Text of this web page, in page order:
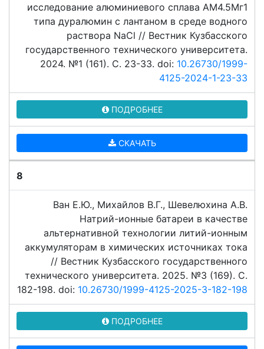
исследование алюминиевого сплава AM4.5Mг1
типа дуралюмин с лантаном в среде водного
раствора NaCl // Вестник Кузбасского
государственного технического университета.
2024. №1 (161). C. 23-33. doi: 10.26730/1999-
4125-2024-1-23-33
ПОДРОБНЕЕ
СКАЧАТЬ
8
Ван Е.Ю., Михайлов В.Г., Шевелюхина А.В.
Натрий-ионные батареи в качестве
альтернативной технологии литий-ионным
аккумуляторам в химических источниках тока
// Вестник Кузбасского государственного
технического университета. 2025. №3 (169). C.
182-198. doi: 10.26730/1999-4125-2025-3-182-198
ПОДРОБНЕЕ